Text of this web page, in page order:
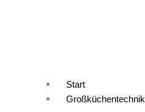
Start
Großküchentechnik